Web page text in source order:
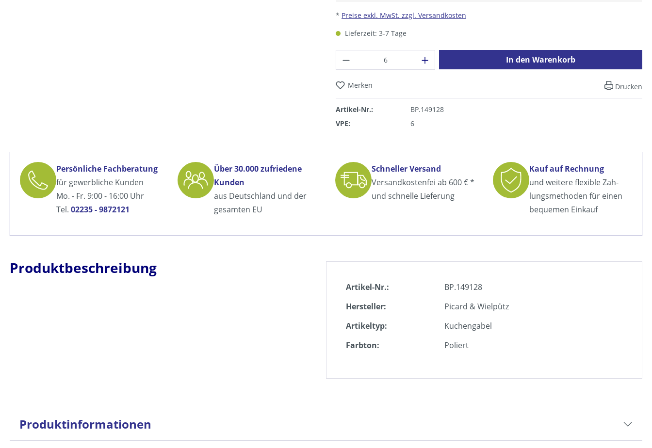
* Preise exkl. MwSt. zzgl. Versandkosten
Lieferzeit: 3-7 Tage
Produkt Anzahl: Gib den gewünschten Wert ein oder
In den Warenkorb
Merken Drucken
Artikel-Nr.:
BP.149128
VPE:
6
Persönliche Fachberatung
für gewerbliche Kunden
Mo. - Fr. 9:00 - 16:00 Uhr
Tel. 02235 - 9872121
Über 30.000 zufriedene
Kunden
aus Deutschland und der
gesamten EU
Schneller Versand
Versandkostenfei ab 600 € *
und schnelle Lieferung
Kauf auf Rechnung
und weitere flexible Zah­
lungsmethoden für einen
bequemen Einkauf
Produktbeschreibung
Artikel-Nr.:
BP.149128
Hersteller:
Picard & Wielpütz
Artikeltyp:
Kuchengabel
Farbton:
Poliert
Produktinformationen